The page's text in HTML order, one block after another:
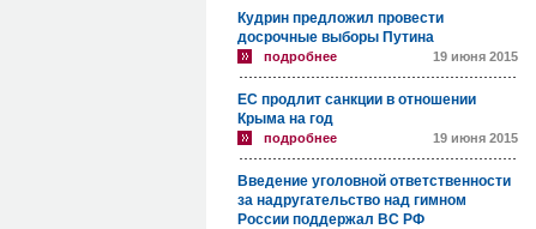
Кудрин предложил провести
досрочные выборы Путина
подробнее 19 июня 2015
ЕС продлит санкции в отношении
Крыма на год
подробнее 19 июня 2015
Введение уголовной ответственности
за надругательство над гимном
России поддержал ВС РФ